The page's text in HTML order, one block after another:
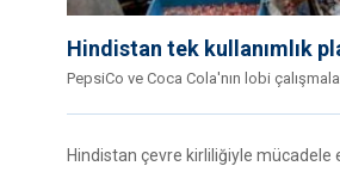
Hindistan tek kullanımlık
PepsiCo ve Coca Cola'nın lobi
Hindistan çevre kirliliğiyle mücadele